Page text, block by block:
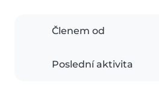
Členem od
Poslední aktivita